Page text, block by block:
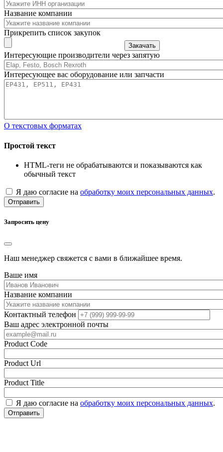
Название компании
Прикрепить список закупок
Закачать
Интересующие производители через запятую
Интересующее вас оборудование или запчасти
О текстовых форматах
Простой текст
HTML-теги не обрабатываются и показываются как
обычный текст
Я даю согласие на обработку моих персональных данных.
Отправить
Запросить цену
Наш менеджер свяжется с вами в ближайшее время.
Ваше имя
Название компании
Контактный телефон
Ваш адрес электронной почты
Product Code
Product Url
Product Title
Я даю согласие на обработку моих персональных данных.
Отправить